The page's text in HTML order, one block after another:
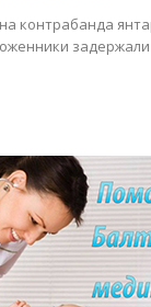
контрабанда